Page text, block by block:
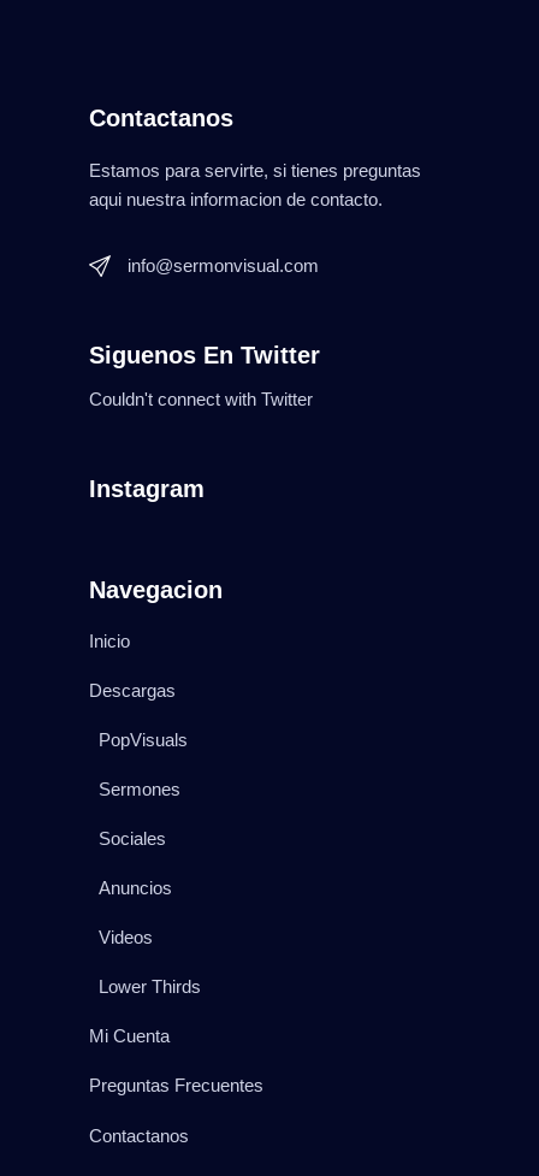
Contactanos
Estamos para servirte, si tienes preguntas
aqui nuestra informacion de contacto.
info@sermonvisual.com
Siguenos En Twitter
Couldn't connect with Twitter
Instagram
Navegacion
Inicio
Descargas
PopVisuals
Sermones
Sociales
Anuncios
Videos
Lower Thirds
Mi Cuenta
Preguntas Frecuentes
Contactanos